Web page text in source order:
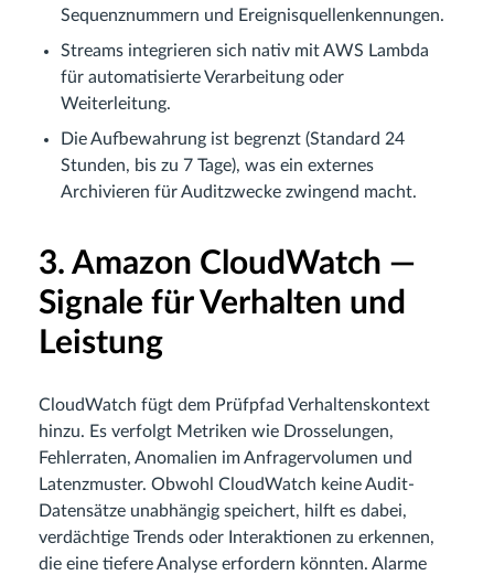
Sequenznummern und Ereignisquellenkennungen.
Streams integrieren sich nativ mit AWS Lambda
für automatisierte Verarbeitung oder
Weiterleitung.
Die Aufbewahrung ist begrenzt (Standard 24
Stunden, bis zu 7 Tage), was ein externes
Archivieren für Auditzwecke zwingend macht.
3. Amazon CloudWatch —
Signale für Verhalten und
Leistung
CloudWatch fügt dem Prüfpfad Verhaltenskontext
hinzu. Es verfolgt Metriken wie Drosselungen,
Fehlerraten, Anomalien im Anfragervolumen und
Latenzmuster. Obwohl CloudWatch keine Audit-
Datensätze unabhängig speichert, hilft es dabei,
verdächtige Trends oder Interaktionen zu erkennen,
die eine tiefere Analyse erfordern könnten. Alarme